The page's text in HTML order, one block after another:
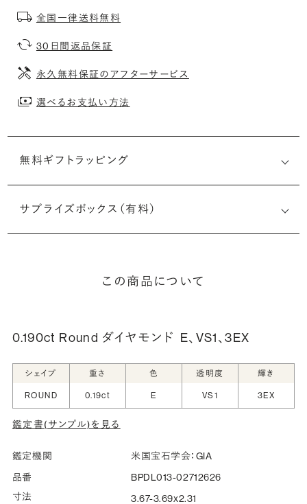
全国一律送料無料
30日間返品保証
永久無料保証のアフターサービス
選べるお支払い方法
無料ギフトラッピング
サプライズボックス（有料）
この商品について
0.190ct Round ダイヤモンド E、VS1、3EX
シェイプ 重さ 色 透明度 輝き
ROUND 0.19ct E VS1 3EX
鑑定書(サンプル)を見る
鑑定機関
米国宝石学会：GIA
品番
BPDL013-02712626
寸法
3.67-3.69x2.31